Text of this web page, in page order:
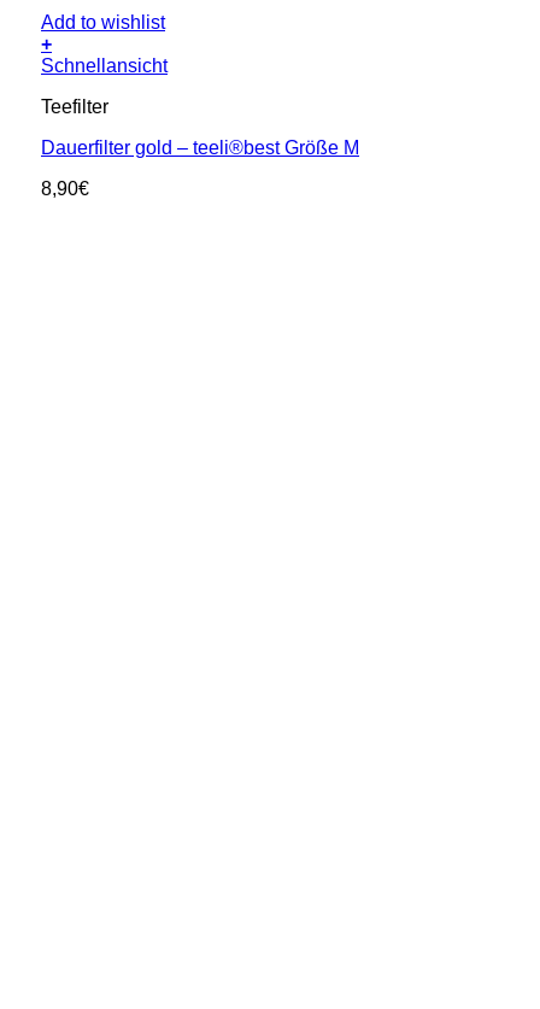
Add to wishlist
+
Schnellansicht
Teefilter
Dauerfilter gold – teeli®best Größe M
8,90€